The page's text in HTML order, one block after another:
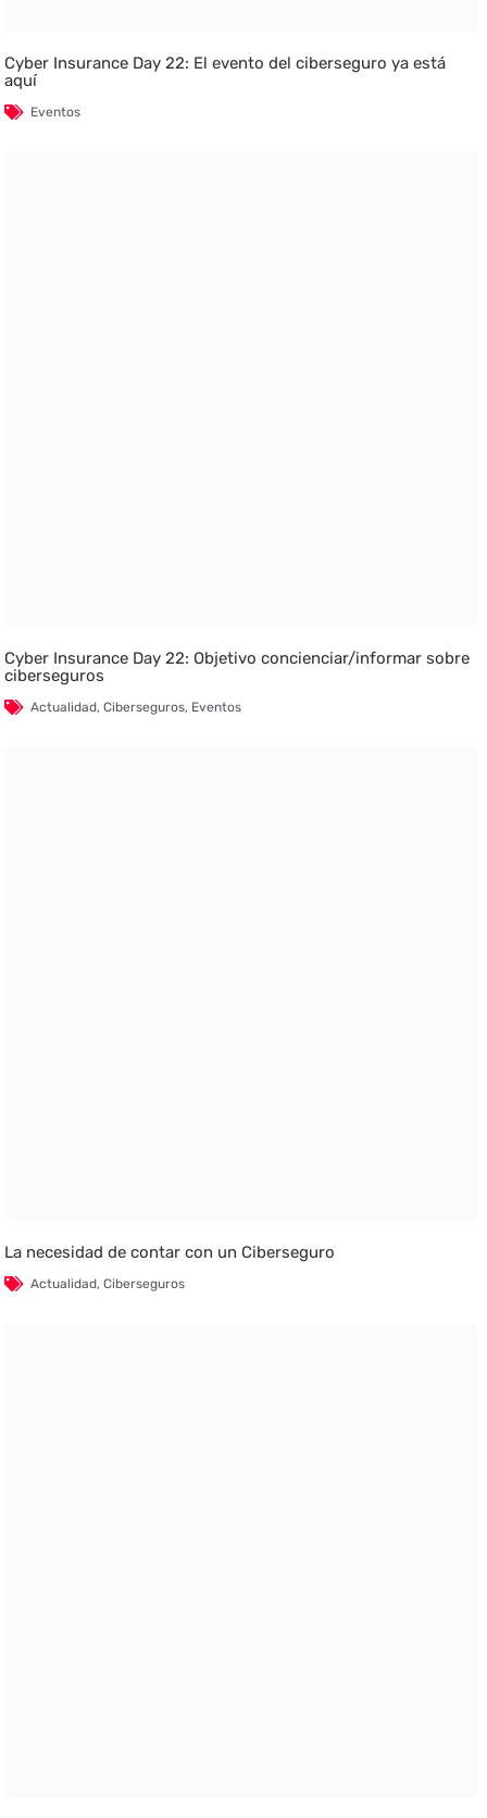
Cyber Insurance Day 22: El evento del ciberseguro ya está
aquí
Eventos
Cyber Insurance Day 22: Objetivo concienciar/informar sobre
ciberseguros
Actualidad,Ciberseguros, Eventos
La necesidad de contar con un Ciberseguro
Actualidad,Ciberseguros